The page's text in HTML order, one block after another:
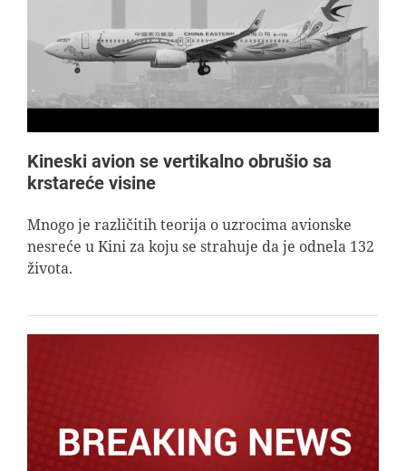
SPECIJAL
FOTO PRIČA
TEMA
AGENT
Kineski avion se vertikalno obrušio sa
krstareće visine
Mnogo je različitih teorija o uzrocima avionske
nesreće u Kini za koju se strahuje da je odnela 132
života.